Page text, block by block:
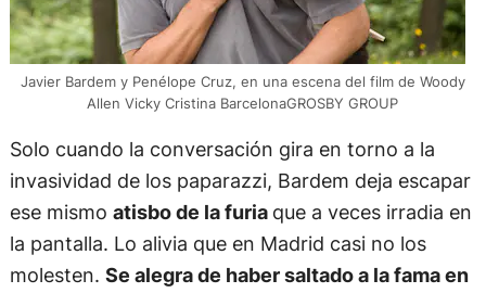
Javier Bardem y Penélope Cruz, en una escena del film de Woody
Allen Vicky Cristina BarcelonaGROSBY GROUP
Solo cuando la conversación gira en torno a la
invasividad de los paparazzi, Bardem deja escapar
ese mismo atisbo de la furia que a veces irradia en
la pantalla. Lo alivia que en Madrid casi no los
molesten. Se alegra de haber saltado a la fama en